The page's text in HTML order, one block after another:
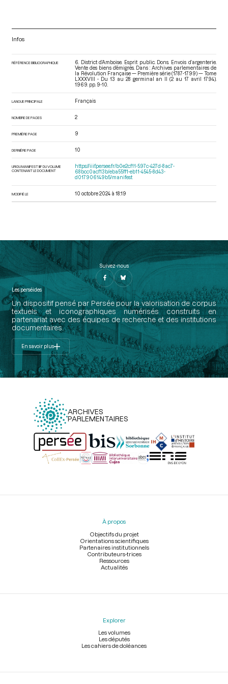
Infos
RÉFÉRENCE BIBLIOGRAPHIQUE
6. District d’Amboise. Esprit public. Dons. Envois d’argenterie.
Vente des biens d’émigrés. Dans : Archives parlementaires de
la Révolution Française — Première série (1787-1799) — Tome
LXXXVIII - Du 13 au 28 germinal an II (2 au 17 avril 1794).
1969. pp. 9-10.
LANGUE PRINCIPALE Français
NOMBRE DE PAGES 2
PREMIÈRE PAGE 9
DERNIÈRE PAGE 10
URI DU MANIFEST IIIF DU VOLUME
CONTENANT LE DOCUMENT
https://iiif.persee.fr/b0e2cf11-597c-427d-8ac7-
68bcc0acf13b/eba55ff1-eb11-4545-8d43-
d017906149b5/manifest
MODIFIÉ LE 10 octobre 2024 à 18:19
Suivez-nous
Les perséides
Un dispositif pensé par Persée pour la valorisation de corpus
textuels et iconographiques numérisés construits en
partenariat avec des équipes de recherche et des institutions
documentaires.
En savoir plus
ARCHIVES
PARLEMENTAIRES
Menu
À propos
Objectifs du projet
Orientations scientifiques
Partenaires institutionnels
Contributeurs-trices
Ressources
Actualités
Explorer
Les volumes
Les députés
Les cahiers de doléances